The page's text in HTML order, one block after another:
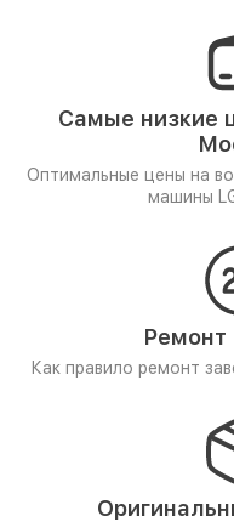
Самые низкие
Оптимальные цены на
машины
Ремонт
Как правило ремонт